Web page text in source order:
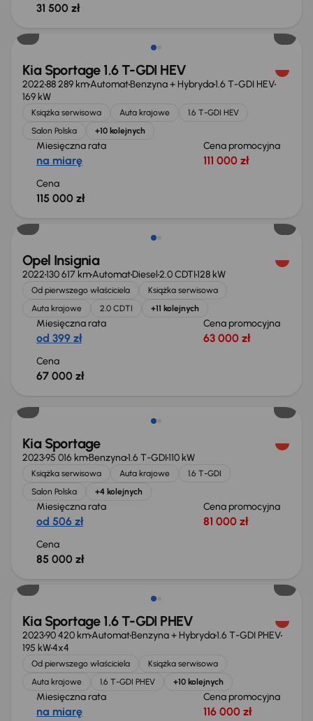
31 500 zł
Możliwość odliczenia VAT
Kia Sportage 1.6 T-GDI HEV
202288 289 kmAutomatBenzyna + Hybryda1.6 T-GDI HEV
169 kW
Książka serwisowa Auta krajowe
1.6 T-GDI HEV
Salon Polska
+10 kolejnych
Miesięczna rata
na miarę
Cena promocyjna
111 000 zł
Cena
115 000 zł
Możliwość odliczenia VAT
Opel Insignia
2022130 617 kmAutomatDiesel2.0 CDTI128 kW
Od pierwszego właściciela
Książka serwisowa
Auta krajowe
2.0 CDTI +11 kolejnych
Miesięczna rata
od 399 zł
Cena promocyjna
63 000 zł
Cena
67 000 zł
Kia Sportage
202395 016 kmBenzyna1.6 T-GDI110 kW
Książka serwisowa Auta krajowe
1.6 T-GDI
Salon Polska
+4 kolejnych
Miesięczna rata
od 506 zł
Cena promocyjna
81 000 zł
Cena
85 000 zł
Możliwość odliczenia VAT
Kia Sportage 1.6 T-GDI PHEV
202390 420 kmAutomatBenzyna + Hybryda1.6 T-GDI PHEV
195 kW4x4
Od pierwszego właściciela
Książka serwisowa
Auta krajowe
1.6 T-GDI PHEV +10 kolejnych
Miesięczna rata
na miarę
Cena promocyjna
116 000 zł